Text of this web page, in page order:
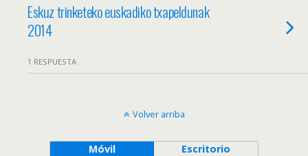
Eskuz trinketeko euskadiko txapeldunak
2014
1 RESPUESTA
Volver arriba
Móvil Escritorio